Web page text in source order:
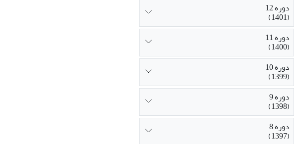
دوره 12
(1401)
دوره 11
(1400)
دوره 10
(1399)
دوره 9
(1398)
دوره 8
(1397)